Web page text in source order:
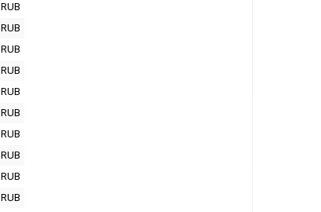
RUB
RUB
RUB
RUB
RUB
RUB
RUB
RUB
RUB
RUB